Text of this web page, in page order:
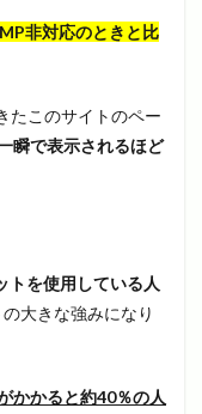
非対応のときと比
たこのサイトのペー
瞬で表示されるほど
トを使用している人
大きな強みになり
かかると約40％の人